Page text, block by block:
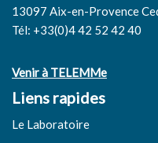
13097 Aix-en-Provence
Tél: +33(0)4 42 52 42 40
Venir à TELEMMe
Liens rapides
Le Laboratoire